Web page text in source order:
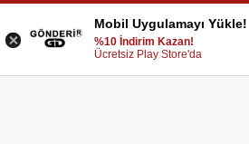
Mobil Uygulamayı Yükle!
%10 İndirim Kazan!
Ücretsiz Play Store'da